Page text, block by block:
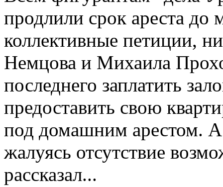
продлили срок ареста до
коллективные петиции,
Немцова и Михаила
последнего заплатить
предоставить свою
под домашним арестом.
жалуясь отсутствие
рассказал...